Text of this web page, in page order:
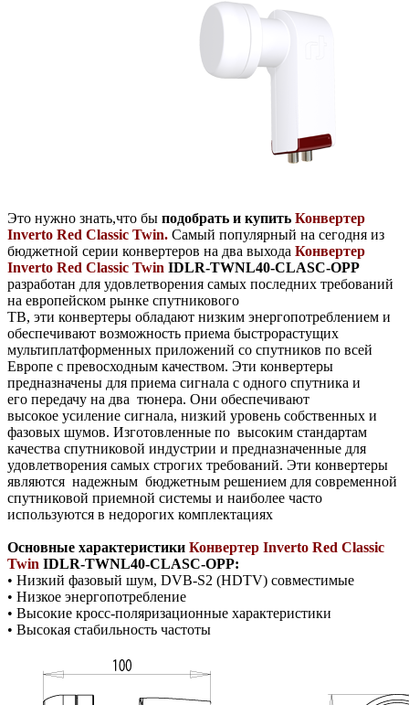
Это нужно знать,что бы подобрать и купить Конвертер
Inverto Red Classic Twin. Самый популярный на сегодня из
бюджетной серии конвертеров на два выхода Конвертер
Inverto Red Classic Twin IDLR-TWNL40-CLASC-OPP
разработан для удовлетворения самых последних требований
на европейском рынке спутникового
ТВ, эти конвертеры обладают низким энергопотреблением и
обеспечивают возможность приема быстрорастущих
мультиплатформенных приложений со спутников по всей
Европе с превосходным качеством. Эти конвертеры
предназначены для приема сигнала с одного спутника и
его передачу на два тюнера. Они обеспечивают
высокое усиление сигнала, низкий уровень собственных и
фазовых шумов. Изготовленные по высоким стандартам
качества спутниковой индустрии и предназначенные для
удовлетворения самых строгих требований. Эти конвертеры
являются надежным бюджетным решением для современной
спутниковой приемной системы и наиболее часто
используются в недорогих комплектациях
Основные характеристики Конвертер Inverto Red Classic
Twin IDLR-TWNL40-CLASC-OPP:
• Низкий фазовый шум, DVB-S2 (HDTV) совместимые
• Низкое энергопотребление
• Высокие кросс-поляризационные характеристики
• Высокая стабильность частоты